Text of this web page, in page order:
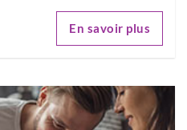
En savoir plus